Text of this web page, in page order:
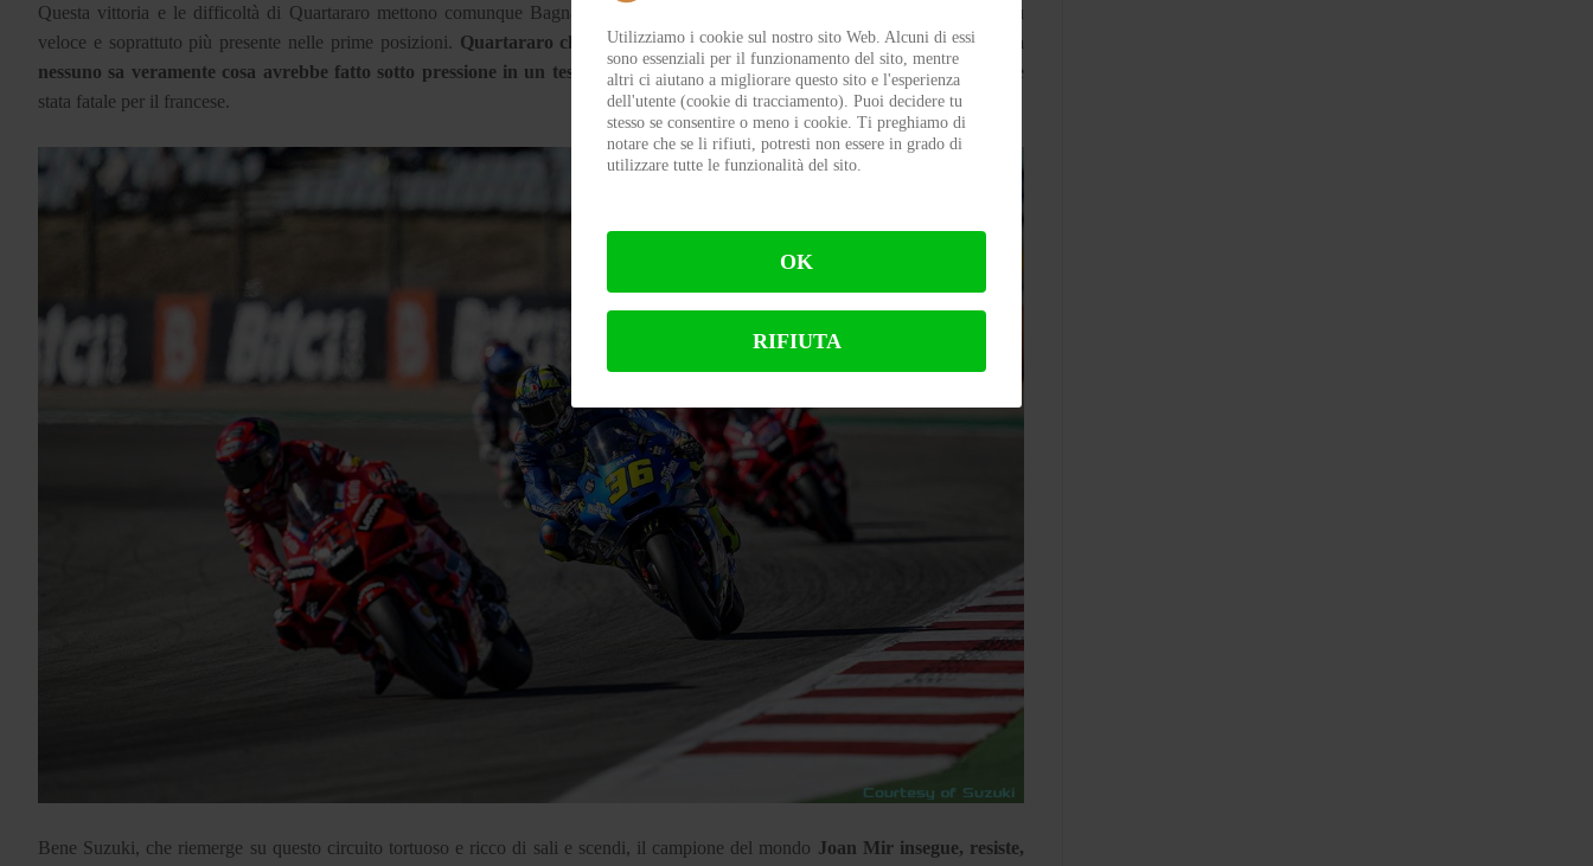
Questa vittoria e le difficoltà di Quartararo mettono comunque Bagnaia a capo dello squadrone anti Marquez, più in palla, più
veloce e soprattuto più presente nelle prime posizioni. Quartararo che nella seconda parte di stagione ha amministrato, ma
nessuno sa veramente cosa avrebbe fatto sotto pressione in un testa a testa, condizione quella di stress che lo scorso anno è
stata fatale per il francese.
Bene Suzuki, che riemerge su questo circuito tortuoso e ricco di sali e scendi, il campione del mondo Joan Mir insegue, resiste,
Utilizziamo i cookie sul nostro sito Web. Alcuni di essi
sono essenziali per il funzionamento del sito, mentre
altri ci aiutano a migliorare questo sito e l'esperienza
dell'utente (cookie di tracciamento). Puoi decidere tu
stesso se consentire o meno i cookie. Ti preghiamo di
notare che se li rifiuti, potresti non essere in grado di
utilizzare tutte le funzionalità del sito.
OK
RIFIUTA